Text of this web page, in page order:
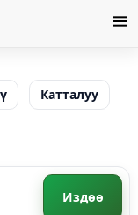
Катталуу
Издөө